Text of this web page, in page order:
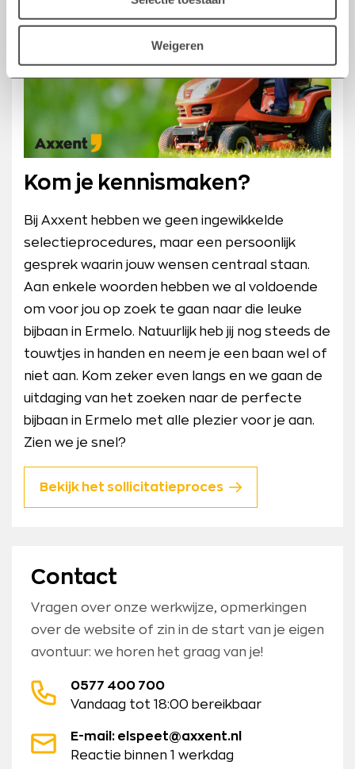
Weigeren
Kom je kennismaken?
Bij Axxent hebben we geen ingewikkelde
selectieprocedures, maar een persoonlijk
gesprek waarin jouw wensen centraal staan.
Aan enkele woorden hebben we al voldoende
om voor jou op zoek te gaan naar die leuke
bijbaan in Ermelo. Natuurlijk heb jij nog steeds de
touwtjes in handen en neem je een baan wel of
niet aan. Kom zeker even langs en we gaan de
uitdaging van het zoeken naar de perfecte
bijbaan in Ermelo met alle plezier voor je aan.
Zien we je snel?
Bekijk het sollicitatieproces
Contact
Vragen over onze werkwijze, opmerkingen
over de website of zin in de start van je eigen
avontuur: we horen het graag van je!
0577 400 700
Vandaag tot 18:00 bereikbaar
E-mail: elspeet@axxent.nl
Reactie binnen 1 werkdag